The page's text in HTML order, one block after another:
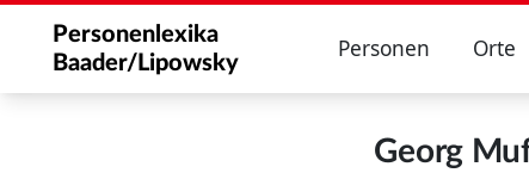
Personenlexika
Baader/Lipowsky
Personen Orte
Georg